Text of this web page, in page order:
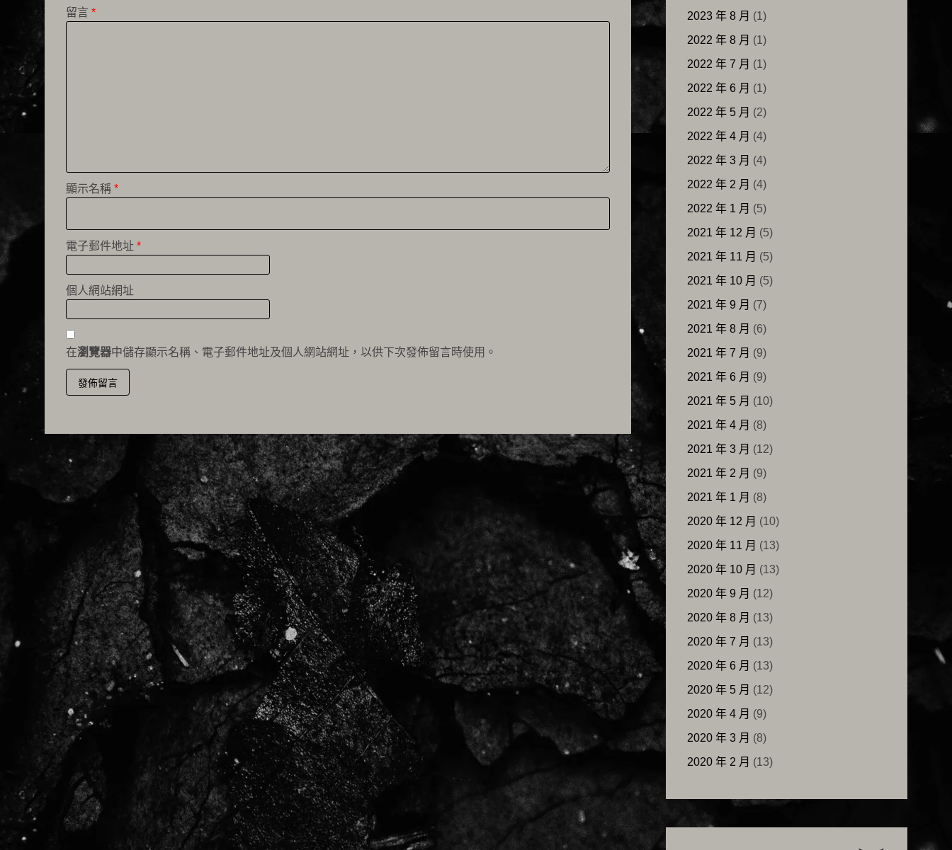
留言 *
顯示名稱 *
電子郵件地址 *
個人網站網址
在瀏覽器中儲存顯示名稱、電子郵件地址及個人網站網址，以供下次發佈留言時使用。
2023 年 8 月 (1)
2022 年 8 月 (1)
2022 年 7 月 (1)
2022 年 6 月 (1)
2022 年 5 月 (2)
2022 年 4 月 (4)
2022 年 3 月 (4)
2022 年 2 月 (4)
2022 年 1 月 (5)
2021 年 12 月 (5)
2021 年 11 月 (5)
2021 年 10 月 (5)
2021 年 9 月 (7)
2021 年 8 月 (6)
2021 年 7 月 (9)
2021 年 6 月 (9)
2021 年 5 月 (10)
2021 年 4 月 (8)
2021 年 3 月 (12)
2021 年 2 月 (9)
2021 年 1 月 (8)
2020 年 12 月 (10)
2020 年 11 月 (13)
2020 年 10 月 (13)
2020 年 9 月 (12)
2020 年 8 月 (13)
2020 年 7 月 (13)
2020 年 6 月 (13)
2020 年 5 月 (12)
2020 年 4 月 (9)
2020 年 3 月 (8)
2020 年 2 月 (13)